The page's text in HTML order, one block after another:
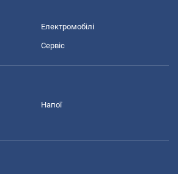
Електромобілі
Сервіс
Напої